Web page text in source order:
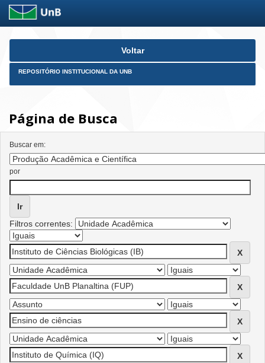
Skip
Voltar
REPOSITÓRIO INSTITUCIONAL DA UNB
Página de Busca
Buscar em:
por
Filtros correntes: